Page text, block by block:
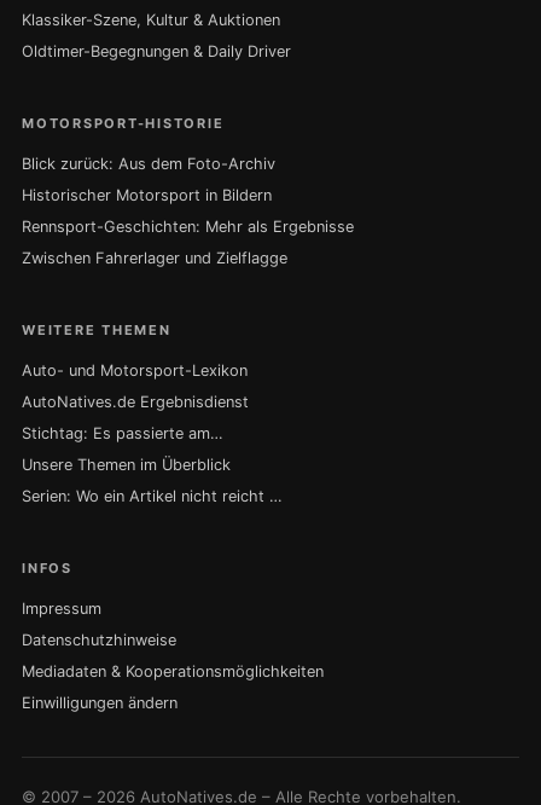
Klassiker-Szene, Kultur & Auktionen
Oldtimer-Begegnungen & Daily Driver
MOTORSPORT-HISTORIE
Blick zurück: Aus dem Foto-Archiv
Historischer Motorsport in Bildern
Rennsport-Geschichten: Mehr als Ergebnisse
Zwischen Fahrerlager und Zielflagge
WEITERE THEMEN
Auto- und Motorsport-Lexikon
AutoNatives.de Ergebnisdienst
Stichtag: Es passierte am…
Unsere Themen im Überblick
Serien: Wo ein Artikel nicht reicht …
INFOS
Impressum
Datenschutzhinweise
Mediadaten & Kooperationsmöglichkeiten
Einwilligungen ändern
© 2007 – 2026 AutoNatives.de – Alle Rechte vorbehalten.